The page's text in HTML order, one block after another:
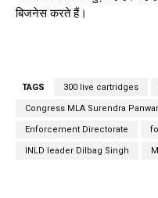
बिजनेस करते हैं।
TAGS 300 live cartridges
Congress MLA Surendra Panwar
Enforcement Directorate
INLD leader Dilbag Singh